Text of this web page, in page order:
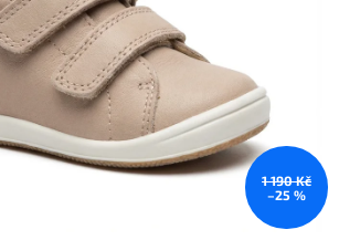
1 190 Kč
–25 %